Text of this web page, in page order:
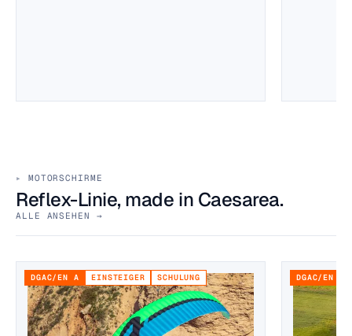
MOTORSCHIRME
Reflex-Linie, made in Caesarea.
ALLE ANSEHEN →
DGAC/EN A EINSTEIGER SCHULUNG DGAC/EN B